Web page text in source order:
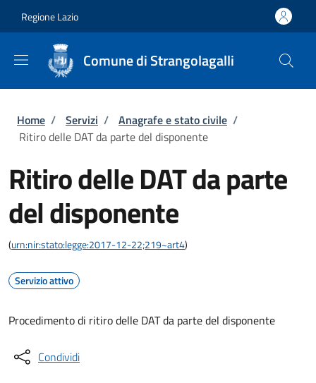
Regione Lazio
Comune di Strangolagalli
Briciole di pane
Home / Servizi / Anagrafe e stato civile /
Ritiro delle DAT da parte del disponente
Ritiro delle DAT da parte
del disponente
(urn:nir:stato:legge:2017-12-22;219~art4)
Servizio attivo
Procedimento di ritiro delle DAT da parte del disponente
Condividi